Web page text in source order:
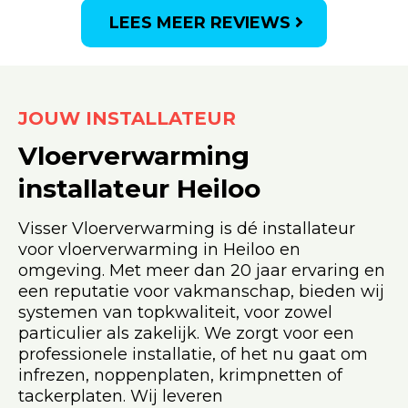
LEES MEER REVIEWS
JOUW INSTALLATEUR
Vloerverwarming
installateur Heiloo
Visser Vloerverwarming is dé installateur
voor vloerverwarming in Heiloo en
omgeving. Met meer dan 20 jaar ervaring en
een reputatie voor vakmanschap, bieden wij
systemen van topkwaliteit, voor zowel
particulier als zakelijk. We zorgt voor een
professionele installatie, of het nu gaat om
infrezen, noppenplaten, krimpnetten of
tackerplaten. Wij leveren